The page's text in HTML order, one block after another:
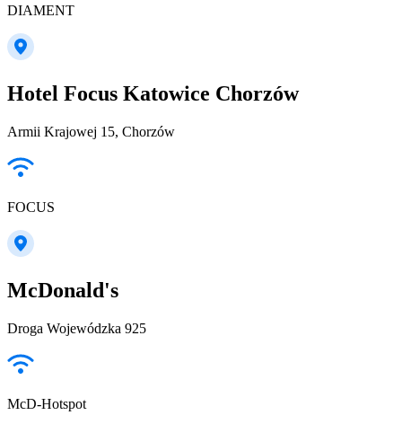
DIAMENT
Hotel Focus Katowice Chorzów
Armii Krajowej 15, Chorzów
FOCUS
McDonald's
Droga Wojewódzka 925
McD-Hotspot